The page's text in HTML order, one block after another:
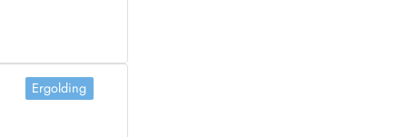
Ergolding